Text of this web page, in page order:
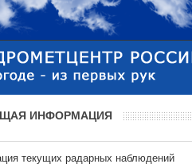
ИНФОРМАЦИЯ
текущих радарных наблюдений